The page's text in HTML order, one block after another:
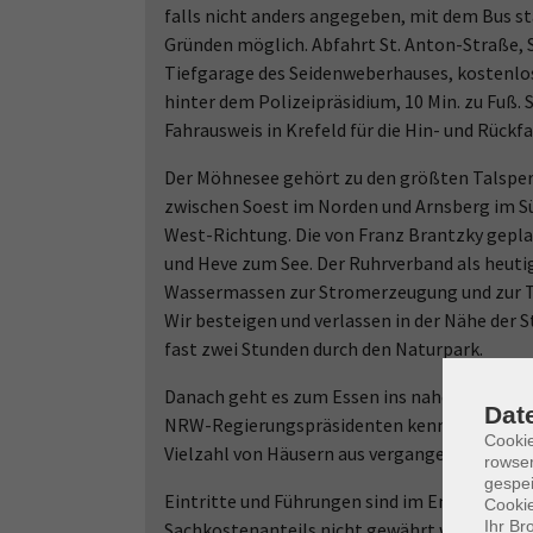
falls nicht anders angegeben, mit dem Bus
Gründen möglich. Abfahrt St. Anton-Straße,
Tiefgarage des Seidenweberhauses,
hinter dem Polizeipräsidium, 10 Min. zu
Fahrausweis in Krefeld für die Hin- und
Der Möhnesee gehört zu den größten
zwischen Soest im Norden und Arnsberg im
West-Richtung. Die von Franz Brantzky
und Heve zum See. Der Ruhrverband als
Wassermassen zur Stromerzeugung und zur
Wir besteigen und verlassen in der Nähe der
fast zwei Stunden durch den Naturpark.
Danach geht es zum Essen ins nahe
NRW-Regierungspräsidenten kennen.
Vielzahl von Häusern aus vergangenen
Eintritte und Führungen sind im Entgelt
Ihr